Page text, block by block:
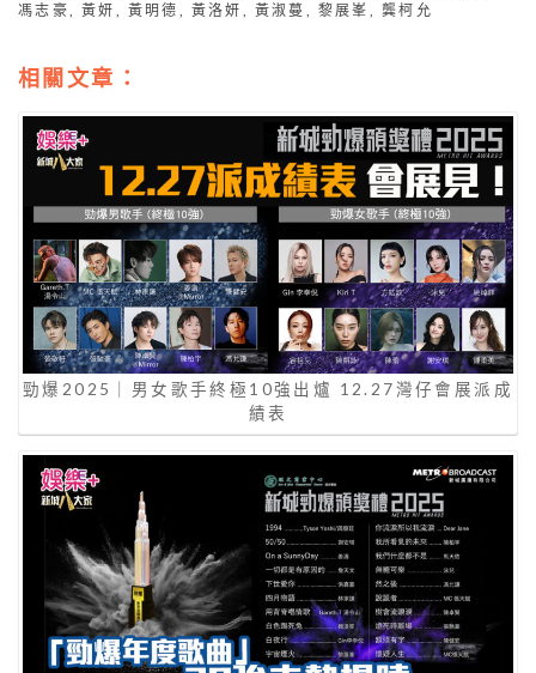
馮志豪,黃妍 , 黃明德 , 黃洛妍 , 黃淑蔓 , 黎展峯 , 龔柯允
相關文章：
勁爆2025｜男女歌手終極10強出爐 12.27灣仔會展派成
績表